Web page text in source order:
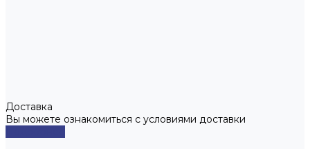
Доставка
Вы можете ознакомиться с условиями доставки